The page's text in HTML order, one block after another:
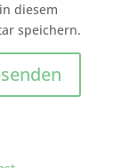
diesem
speichern.